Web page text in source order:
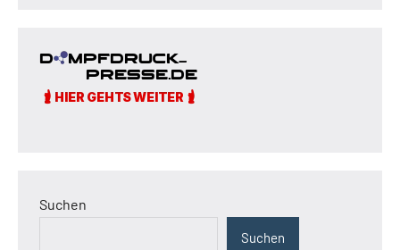
Suchen
Suchen